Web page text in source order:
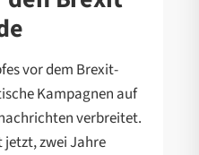
vor dem Brexit-
Kampagnen auf
verbreitet.
jetzt, zwei Jahre